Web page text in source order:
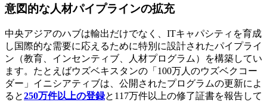
意図的な人材パイプラインの拡充
中央アジアのハブは輸出だけでなく、ITキャパシティを育成
し国際的な需要に応えるために特別に設計されたパイプライ
ン（教育、インセンティブ、人材プログラム）を構築してい
ます。たとえばウズベキスタンの「100万人のウズベクコー
ダー」イニシアティブは、公開されたプログラムの更新によ
ると250万件以上の登録と117万件以上の修了証書を報告して